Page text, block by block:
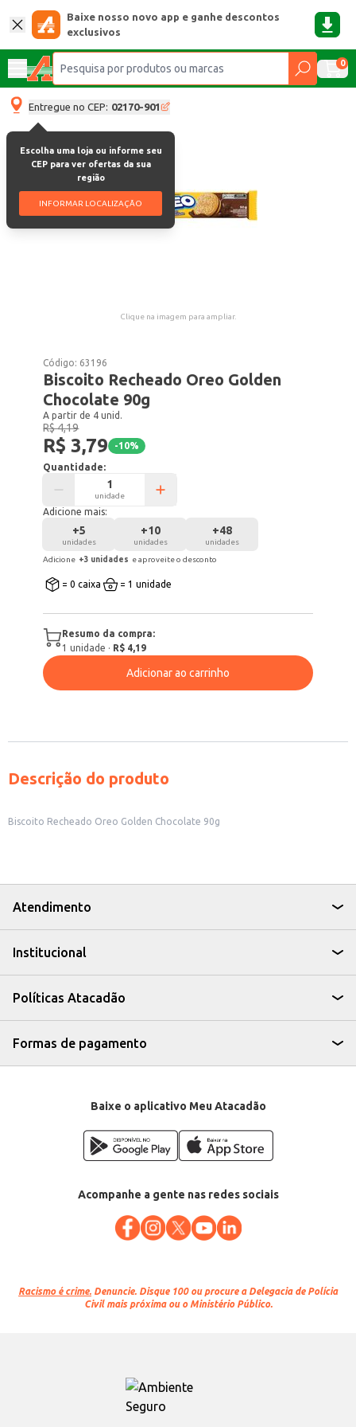
Baixe nosso novo app e ganhe descontos
exclusivos
0
Entregue no CEP: 02170-901
Escolha uma loja ou informe seu
CEP para ver ofertas da sua
região
INFORMAR LOCALIZAÇÃO
Clique na imagem para ampliar.
Código: 63196
Biscoito Recheado Oreo Golden
Chocolate 90g
A partir de 4 unid.
R$ 4,19
R$ 3,79 -10%
Quantidade:
unidade
Adicione mais:
+5
unidades
+10
unidades
+48
unidades
Adicione +3 unidades e aproveite o desconto
= 0 caixa = 1 unidade
Resumo da compra:
1 unidade · R$ 4,19
Adicionar ao carrinho
Descrição do produto
Biscoito Recheado Oreo Golden Chocolate 90g
Atendimento
Institucional
Políticas Atacadão
Formas de pagamento
Baixe o aplicativo Meu Atacadão
Acompanhe a gente nas redes sociais
Racismo é crime. Denuncie. Disque 100 ou procure a Delegacia de Polícia
Civil mais próxima ou o Ministério Público.